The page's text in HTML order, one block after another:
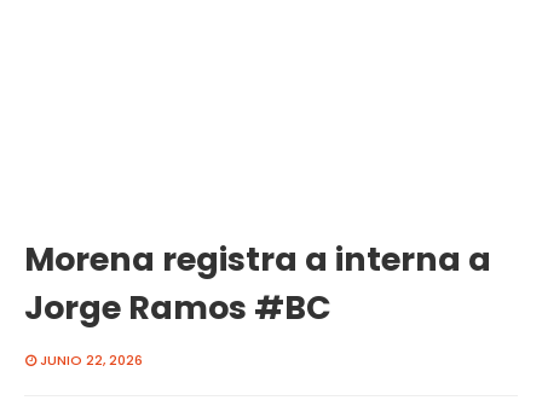
Morena registra a interna a
Jorge Ramos #BC
JUNIO 22, 2026